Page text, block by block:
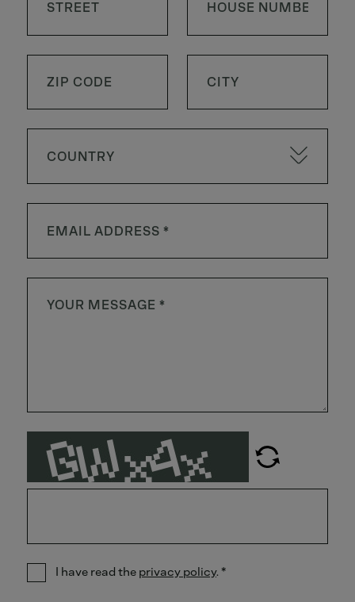
COUNTRY
I have read the privacy policy. *